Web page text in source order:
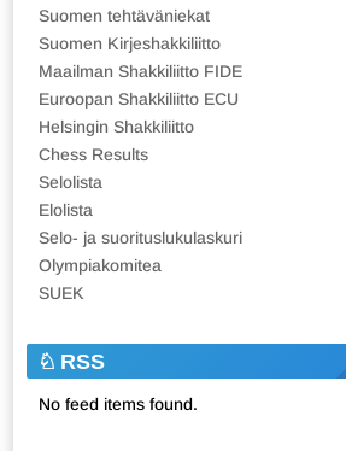
Suomen tehtäväniekat
Suomen Kirjeshakkiliitto
Maailman Shakkiliitto FIDE
Euroopan Shakkiliitto ECU
Helsingin Shakkiliitto
Chess Results
Selolista
Elolista
Selo- ja suorituslukulaskuri
Olympiakomitea
SUEK
RSS
No feed items found.